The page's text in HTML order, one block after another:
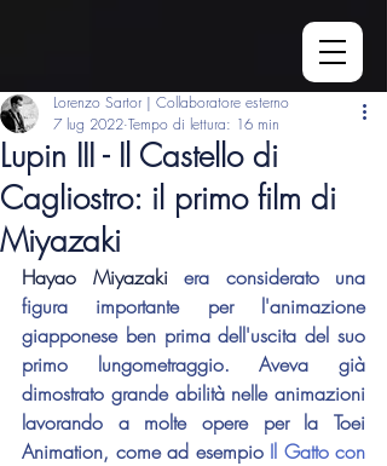
Lupin III - Il Castello di
Cagliostro: il primo film di
Miyazaki
Lorenzo Sartor | Collaboratore esterno
7 lug 2022 Tempo di lettura: 16 min
Hayao Miyazaki era considerato una
figura importante per l'animazione
giapponese ben prima dell'uscita del suo
primo lungometraggio. Aveva già
dimostrato grande abilità nelle animazioni
lavorando a molte opere per la Toei
Animation, come ad esempio Il Gatto con